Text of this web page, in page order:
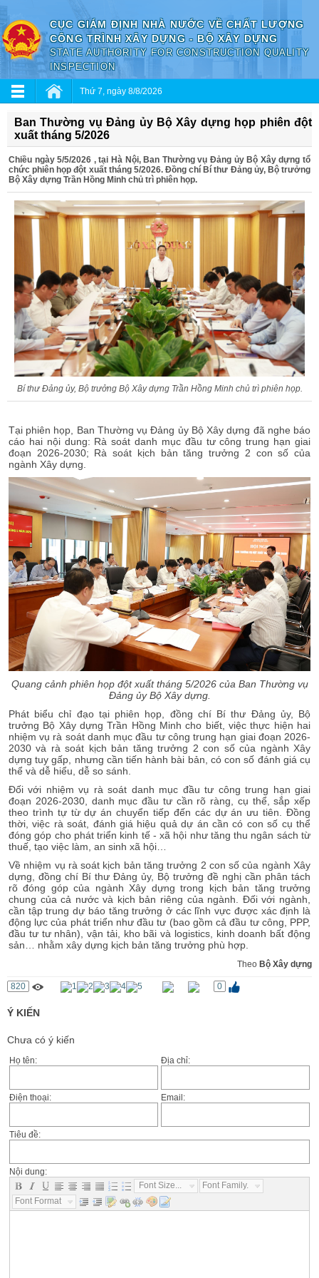
CỤC GIÁM ĐỊNH NHÀ NƯỚC VỀ CHẤT LƯỢNG
CÔNG TRÌNH XÂY DỰNG - BỘ XÂY DỰNG
STATE AUTHORITY FOR CONSTRUCTION QUALITY
INSPECTION
Thứ 7, ngày 8/8/2026
Ban Thường vụ Đảng ủy Bộ Xây dựng họp phiên đột
xuất tháng 5/2026
Chiều ngày 5/5/2026 , tại Hà Nội, Ban Thường vụ Đảng ủy Bộ Xây dựng tổ
chức phiên họp đột xuất tháng 5/2026. Đồng chí Bí thư Đảng ủy, Bộ trưởng
Bộ Xây dựng Trần Hồng Minh chủ trì phiên họp.
Bí thư Đảng ủy, Bộ trưởng Bộ Xây dựng Trần Hồng Minh chủ trì phiên họp.
Tại phiên họp, Ban Thường vụ Đảng ủy Bộ Xây dựng đã nghe báo
cáo hai nội dung: Rà soát danh mục đầu tư công trung hạn giai
đoạn 2026-2030; Rà soát kịch bản tăng trưởng 2 con số của
ngành Xây dựng.
Quang cảnh phiên họp đột xuất tháng 5/2026 củaBan Thường vụ
Đảng ủy Bộ Xây dựng.
Phát biểu chỉ đạo tại phiên họp, đồng chí Bí thư Đảng ủy, Bộ
trưởng Bộ Xây dựng Trần Hồng Minh cho biết, việc thực hiện hai
nhiệm vụ rà soát danh mục đầu tư công trung hạn giai đoạn 2026-
2030 và rà soát kịch bản tăng trưởng 2 con số của ngành Xây
dựng tuy gấp, nhưng cần tiến hành bài bản, có con số đánh giá cụ
thể và dễ hiểu, dễ so sánh.
Đối với nhiệm vụ rà soát danh mục đầu tư công trung hạn giai
đoạn 2026-2030, danh mục đầu tư cần rõ ràng, cụ thể, sắp xếp
theo trình tự từ dự án chuyển tiếp đến các dự án ưu tiên. Đồng
thời, việc rà soát, đánh giá hiệu quả dự án cần có con số cụ thể
đóng góp cho phát triển kinh tế - xã hội như tăng thu ngân sách từ
thuế, tạo việc làm, an sinh xã hội…
Về nhiệm vụ rà soát kịch bản tăng trưởng 2 con số của ngành Xây
dựng, đồng chí Bí thư Đảng ủy, Bộ trưởng đề nghị cần phân tách
rõ đóng góp của ngành Xây dựng trong kịch bản tăng trưởng
chung của cả nước và kịch bản riêng của ngành. Đối với ngành,
cần tập trung dự báo tăng trưởng ở các lĩnh vực được xác định là
động lực của phát triển như đầu tư (bao gồm cả đầu tư công, PPP,
đầu tư tư nhân), vận tải, kho bãi và logistics, kinh doanh bất động
sản… nhằm xây dựng kịch bản tăng trưởng phù hợp.
Theo Bộ Xây dựng
820 0
Ý KIẾN
Chưa có ý kiến
Họ tên: Địa chỉ:
Điện thoại: Email:
Tiêu đề:
Nội dung:
Font Size...
Font Family...
Font Format...